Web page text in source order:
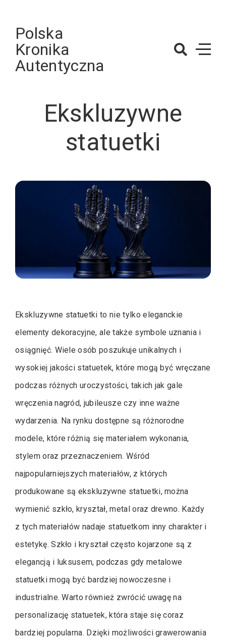
contentPolska
Kronika
Autentyczna
Ekskluzywne
statuetki
Ekskluzywne statuetki to nie tylko eleganckie
elementy dekoracyjne, ale także symbole uznania i
osiągnięć. Wiele osób poszukuje unikalnych i
wysokiej jakości statuetek, które mogą być wręczane
podczas różnych uroczystości, takich jak gale
wręczenia nagród, jubileusze czy inne ważne
wydarzenia. Na rynku dostępne są różnorodne
modele, które różnią się materiałem wykonania,
stylem oraz przeznaczeniem. Wśród
najpopularniejszych materiałów, z których
produkowane są ekskluzywne statuetki, można
wymienić szkło, kryształ, metal oraz drewno. Każdy
z tych materiałów nadaje statuetkom inny charakter i
estetykę. Szkło i kryształ często kojarzone są z
elegancją i luksusem, podczas gdy metalowe
statuetki mogą być bardziej nowoczesne i
industrialne. Warto również zwrócić uwagę na
personalizację statuetek, która staje się coraz
bardziej popularna. Dzięki możliwości grawerowania